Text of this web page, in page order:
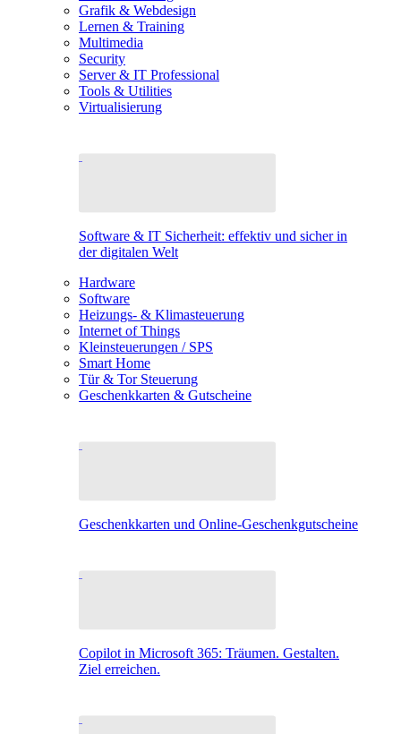
Grafik & Webdesign
Lernen & Training
Multimedia
Security
Server & IT Professional
Tools & Utilities
Virtualisierung
Software & IT Sicherheit: effektiv und sicher in
der digitalen Welt
Hardware
Software
Heizungs- & Klimasteuerung
Internet of Things
Kleinsteuerungen / SPS
Smart Home
Tür & Tor Steuerung
Geschenkkarten & Gutscheine
Geschenkkarten und Online-Geschenkgutscheine
Copilot in Microsoft 365: Träumen. Gestalten.
Ziel erreichen.